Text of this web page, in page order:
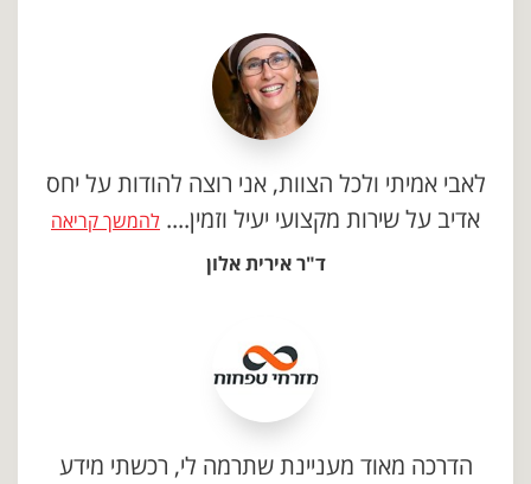
לאבי אמיתי ולכל הצוות, אני רוצה להודות על יחס
אדיב על שירות מקצועי יעיל וזמין.... להמשך קריאה
ד"ר אירית אלון
הדרכה מאוד מעניינת שתרמה לי, רכשתי מידע